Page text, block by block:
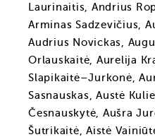
Laurinaitis, Andrius
Arminas Sadzevičius,
Audrius Novickas,
Orlauskaitė, Aurelija
Slapikaitė–Jurkonė,
Sasnauskas, Austė
Česnauskytė, Aušra
Šutrikaitė, Aistė